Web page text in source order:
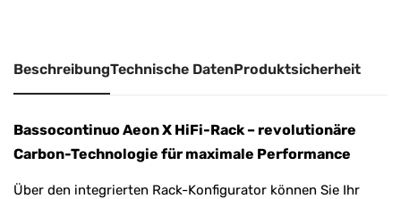
BeschreibungTechnische DatenProduktsicherheit
Bassocontinuo Aeon X HiFi-Rack – revolutionäre
Carbon-Technologie für maximale Performance
Über den integrierten Rack-Konfigurator können Sie Ihr